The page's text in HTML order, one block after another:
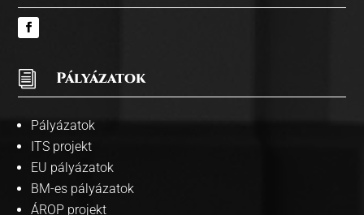
i Pályázatok
Pályázatok
ITS projekt
EU pályázatok
BM-es pályázatok
ÁROP projekt